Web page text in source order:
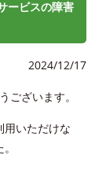
ービスの障害
2024/12/17
ございます。
用いただけな